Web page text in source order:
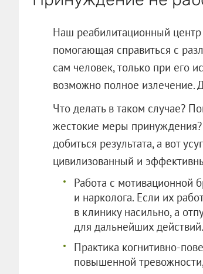
Наш реабилитационный
помогающая справиться с
сам человек, только при его
возможно полное излечение.
Что делать в таком случае?
жестокие меры
добиться результата, а вот
цивилизованный и
Работа с мотивационной
и нарколога. Если их
в клинику насильно, а
для дальнейших действий.
Практика когнитивно-
повышенной